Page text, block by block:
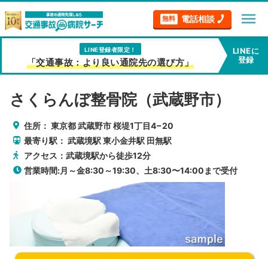
無料 電話相談 menu
LINE登録者限定！
「交通事故：より良い通院先の選び方」
LINEに
登録
さくらんぼ整骨院（武蔵野市）
住所：東京都武蔵野市桜堤1丁目4−20
最寄り駅：武蔵境駅 東小金井駅 田無駅
アクセス：武蔵境駅から徒歩12分
営業時間:月～金8:30～19:30、土8:30〜14:00まで受付